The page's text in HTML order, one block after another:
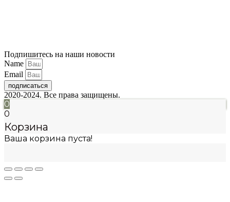
Подпишитесь на наши новости
Name
Email
подписаться
2020-2024. Все права защищены.
0
0
Корзина
Ваша корзина пуста!